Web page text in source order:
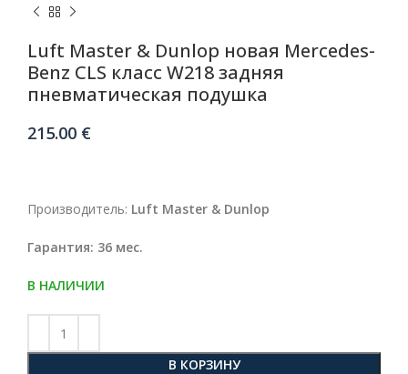
Luft Master & Dunlop новая Mercedes-
Benz CLS класс W218 задняя
пневматическая подушка
215.00 €
Производитель: Luft Master & Dunlop
Гарантия: 36 мес.
В НАЛИЧИИ
В КОРЗИНУ